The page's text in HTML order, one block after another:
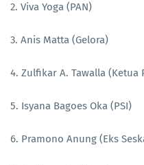
2. Viva Yoga (PAN)
3. Anis Matta (Gelora)
4. Zulfikar A. Tawalla (Ketua
5. Isyana Bagoes Oka (PSI)
6. Pramono Anung (Eks